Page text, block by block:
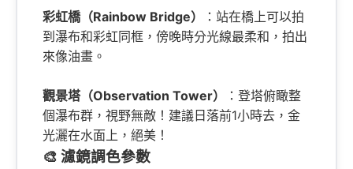
彩虹橋（Rainbow Bridge）
：站在橋上可以拍
到瀑布和彩虹同框，傍晚時分光線最柔和，拍出
來像油畫。
觀景塔（Observation Tower）
：登塔俯瞰整
個瀑布群，視野無敵！建議日落前1小時去，金
光灑在水面上，絕美！
🎨 濾鏡調色參數